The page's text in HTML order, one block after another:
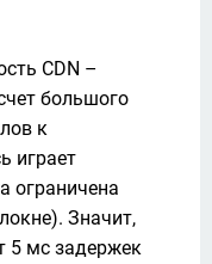
CDN –
большого
к
играет
ограничена
Значит,
5 мс задержек